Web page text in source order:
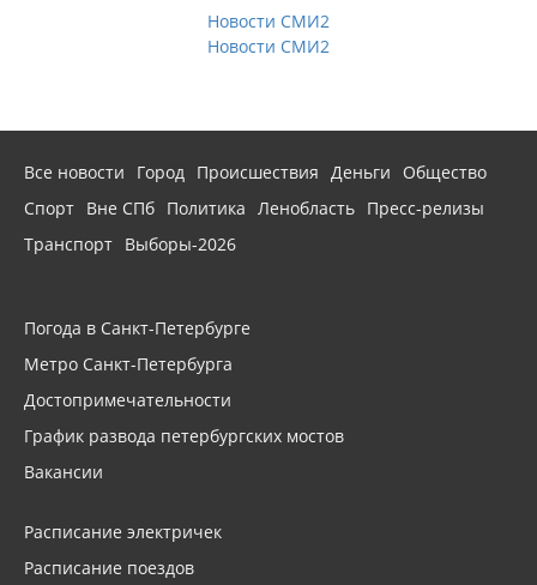
Новости СМИ2
Новости СМИ2
Все новости Город Происшествия Деньги
Общество
Спорт Вне СПб Политика Ленобласть Пресс-релизы
Транспорт Выборы-2026
Погода в Санкт-Петербурге
Метро Санкт-Петербурга
Достопримечательности
График развода петербургских мостов
Вакансии
Расписание электричек
Расписание поездов